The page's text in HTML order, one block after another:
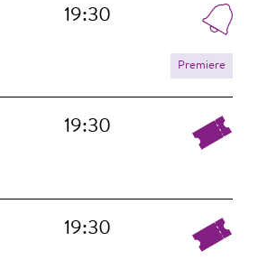
19:30
Premiere
19:30
19:30